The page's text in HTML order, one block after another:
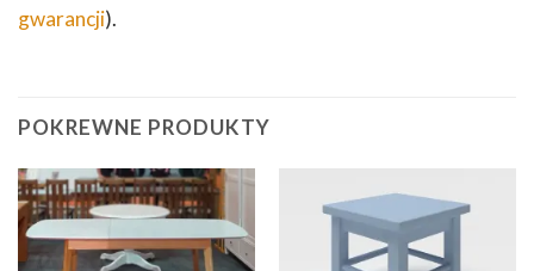
gwarancji).
POKREWNE PRODUKTY